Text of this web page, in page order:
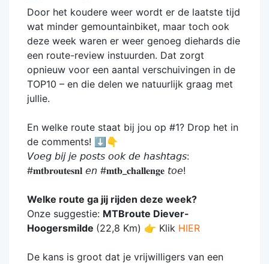
Door het koudere weer wordt er de laatste tijd
wat minder gemountainbiket, maar toch ook
deze week waren er weer genoeg diehards die
een route-review instuurden. Dat zorgt
opnieuw voor een aantal verschuivingen in de
TOP10 – en die delen we natuurlijk graag met
jullie.
En welke route staat bij jou op #1? Drop het in
de comments! ⬇️👇
𝘝𝘰𝘦𝘨 𝘣𝘪𝘫 𝘫𝘦 𝘱𝘰𝘴𝘵𝘴 𝘰𝘰𝘬 𝘥𝘦 𝘩𝘢𝘴𝘩𝘵𝘢𝘨𝘴:
#𝐦𝐭𝐛𝐫𝐨𝐮𝐭𝐞𝐬𝐧𝐥 𝘦𝘯 #𝐦𝐭𝐛_𝐜𝐡𝐚𝐥𝐥𝐞𝐧𝐠𝐞 𝘵𝘰𝘦!
Welke route ga jij rijden deze week?
Onze suggestie: MTBroute Diever-
Hoogersmilde (22,8 Km) 👉 Klik HIER
De kans is groot dat je vrijwilligers van een